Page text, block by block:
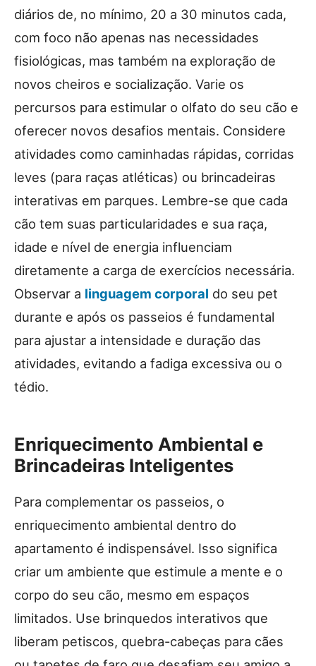
diários de, no mínimo, 20 a 30 minutos cada,
com foco não apenas nas necessidades
fisiológicas, mas também na exploração de
novos cheiros e socialização. Varie os
percursos para estimular o olfato do seu cão e
oferecer novos desafios mentais. Considere
atividades como caminhadas rápidas, corridas
leves (para raças atléticas) ou brincadeiras
interativas em parques. Lembre-se que cada
cão tem suas particularidades e sua raça,
idade e nível de energia influenciam
diretamente a carga de exercícios necessária.
Observar a linguagem corporal do seu pet
durante e após os passeios é fundamental
para ajustar a intensidade e duração das
atividades, evitando a fadiga excessiva ou o
tédio.
Enriquecimento Ambiental e
Brincadeiras Inteligentes
Para complementar os passeios, o
enriquecimento ambiental dentro do
apartamento é indispensável. Isso significa
criar um ambiente que estimule a mente e o
corpo do seu cão, mesmo em espaços
limitados. Use brinquedos interativos que
liberam petiscos, quebra-cabeças para cães